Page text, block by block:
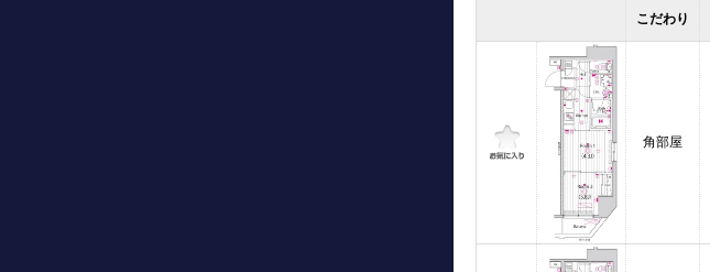
こだわり
角部屋